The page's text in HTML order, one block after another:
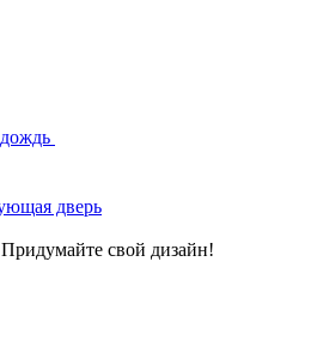
дверь
свой дизайн!